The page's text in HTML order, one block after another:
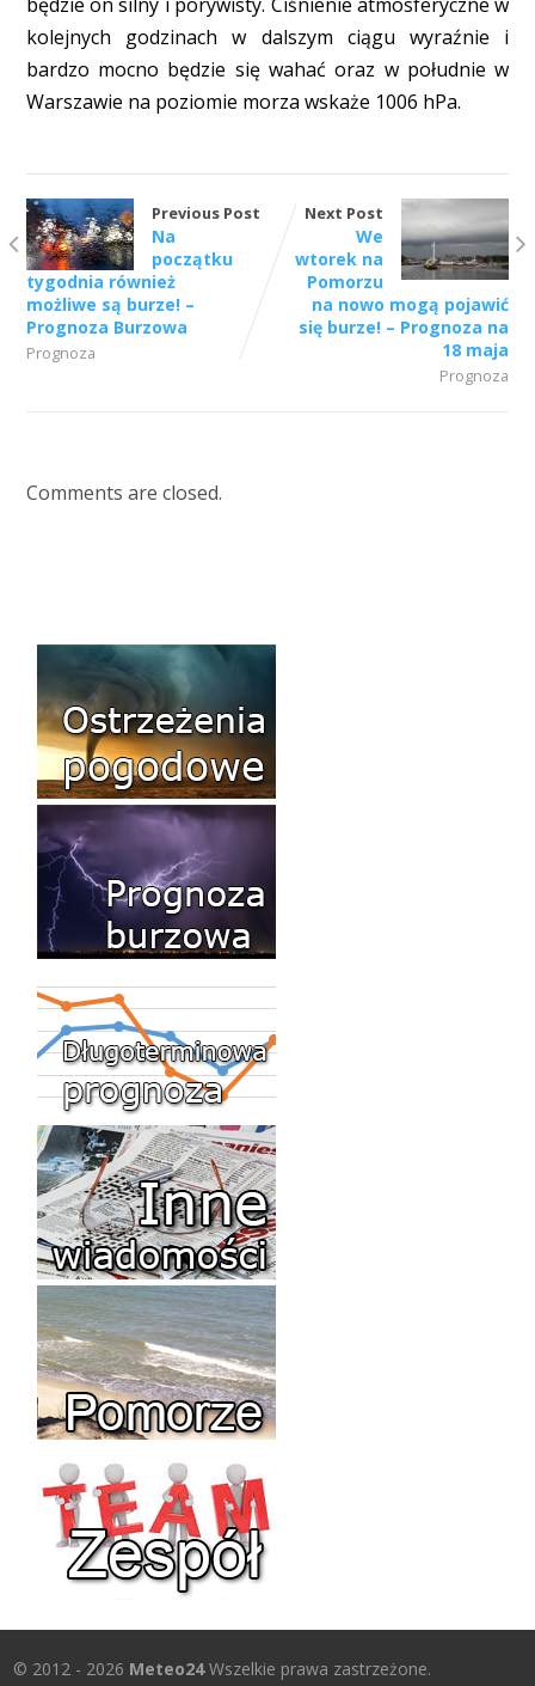
kolejnych godzinach w dalszym ciągu wyraźnie i
bardzo mocno będzie się wahać oraz w południe w
Warszawie na poziomie morza wskaże 1006 hPa.
Previous Post
Na
początku
tygodnia również
możliwe są burze! –
Prognoza Burzowa
Prognoza
Next Post
We
wtorek na
Pomorzu
na nowo mogą pojawić
się burze! – Prognoza na
18 maja
Prognoza
Comments are closed.
© 2012 - 2026 Meteo24Wszelkie prawa zastrzeżone.